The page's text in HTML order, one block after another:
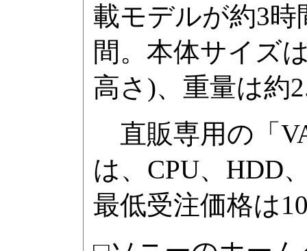
載モデルが約3時
間。本体サイズ
高さ)、重量は約
直販専用の「
は、CPU、HDD
最低受注価格は